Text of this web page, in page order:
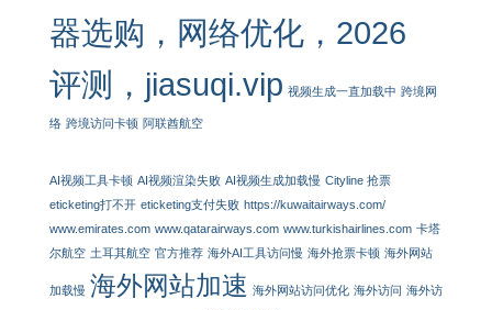
器选购，网络优化，2026
评测，jiasuqi.vip 视频生成一直加载中 跨境网
络 跨境访问卡顿 阿联酋航空
AI视频工具卡顿 AI视频渲染失败 AI视频生成加载慢 Cityline 抢票
eticketing打不开 eticketing支付失败 https://kuwaitairways.com/
www.emirates.com www.qatarairways.com www.turkishairlines.com 卡塔
尔航空 土耳其航空 官方推荐 海外AI工具访问慢 海外抢票卡顿 海外网站
加载慢 海外网站加速 海外网站访问优化 海外访问 海外访